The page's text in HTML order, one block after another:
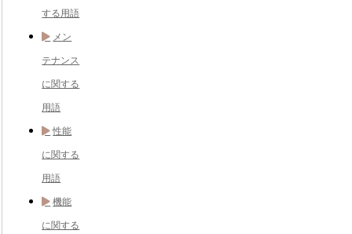
する用語
メン
テナンス
に関する
用語
性能
に関する
用語
機能
に関する